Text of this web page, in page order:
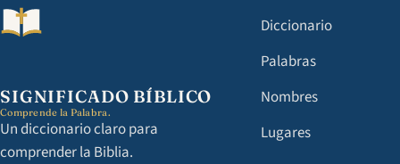
SIGNIFICADO BÍBLICO
Comprende la Palabra.
Un diccionario claro para
comprender la Biblia.
Diccionario
Palabras
Nombres
Lugares